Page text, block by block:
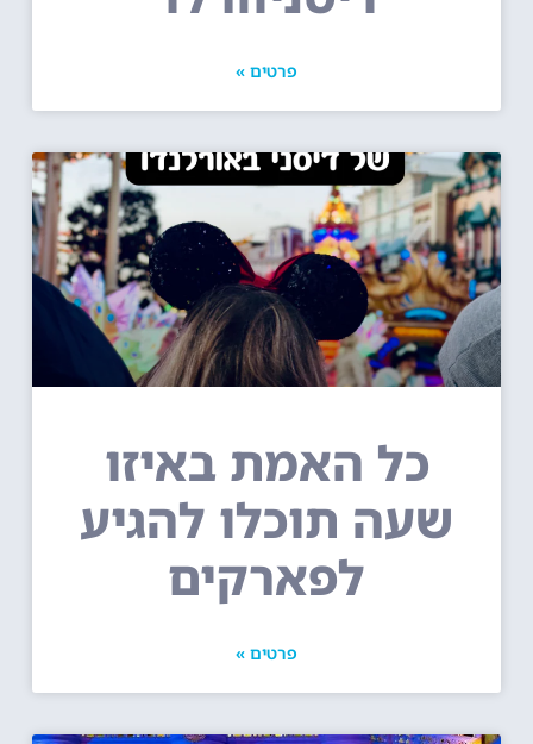
פרטים »
כל האמת באיזו
שעה תוכלו להגיע
לפארקים
פרטים »